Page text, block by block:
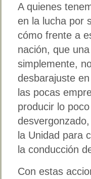
A quienes
en la lucha por
cómo frente a
nación, que
simplemente,
desbarajuste
las pocas
producir lo
la Unidad para
la conducción
Con estas